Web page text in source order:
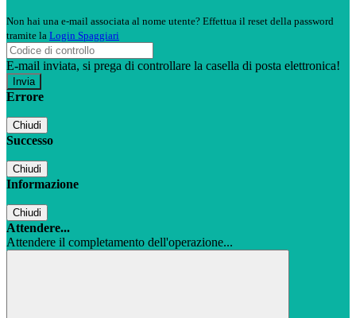
Non hai una e-mail associata al nome utente? Effettua il reset della password
tramite la Login Spaggiari
E-mail inviata, si prega di controllare la casella di posta elettronica!
Errore
Chiudi
Successo
Chiudi
Informazione
Chiudi
Attendere...
Attendere il completamento dell'operazione...